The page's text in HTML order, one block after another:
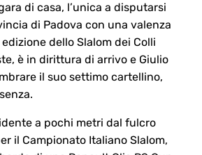
di casa, l’unica a disputarsi
di Padova con una valenza
dello Slalom dei Colli
è in dirittura di arrivo e Giulio
il suo settimo cartellino,
a pochi metri dal fulcro
il Campionato Italiano Slalom,